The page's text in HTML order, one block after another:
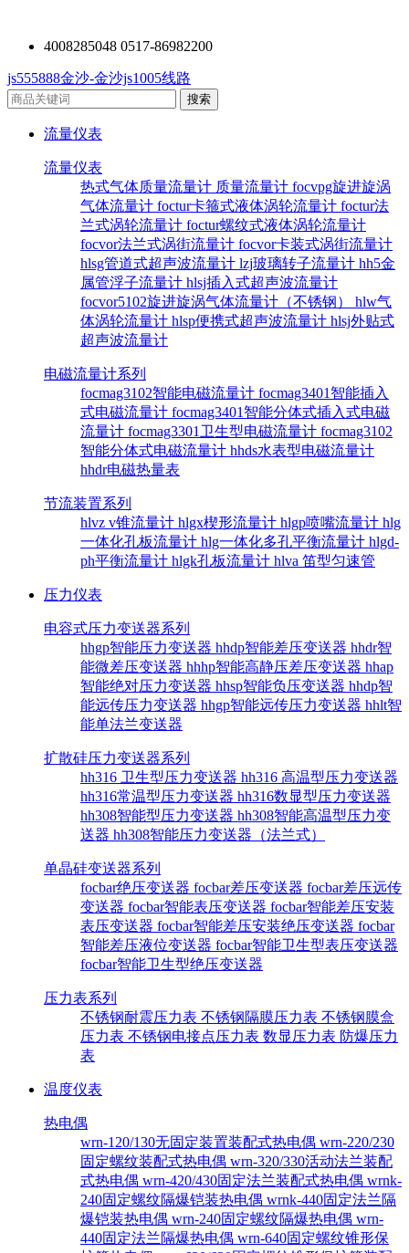
4008285048 0517-86982200
js555888金沙-金沙js1005线路
流量仪表
流量仪表
热式气体质量流量计 质量流量计 focvpg旋进旋涡
气体流量计 foctur卡箍式液体涡轮流量计 foctur法
兰式涡轮流量计 foctur螺纹式液体涡轮流量计
focvor法兰式涡街流量计 focvor卡装式涡街流量计
hlsg管道式超声波流量计 lzj玻璃转子流量计 hh5金
属管浮子流量计 hlsj插入式超声波流量计
focvor5102旋进旋涡气体流量计（不锈钢） hlw气
体涡轮流量计 hlsp便携式超声波流量计 hlsj外贴式
超声波流量计
电磁流量计系列
focmag3102智能电磁流量计 focmag3401智能插入
式电磁流量计 focmag3401智能分体式插入式电磁
流量计 focmag3301卫生型电磁流量计 focmag3102
智能分体式电磁流量计 hhds水表型电磁流量计
hhdr电磁热量表
节流装置系列
hlvz v锥流量计 hlgx楔形流量计 hlgp喷嘴流量计 hlg
一体化孔板流量计 hlg一体化多孔平衡流量计 hlgd-
ph平衡流量计 hlgk孔板流量计 hlva 笛型匀速管
压力仪表
电容式压力变送器系列
hhgp智能压力变送器 hhdp智能差压变送器 hhdr智
能微差压变送器 hhhp智能高静压差压变送器 hhap
智能绝对压力变送器 hhsp智能负压变送器 hhdp智
能远传压力变送器 hhgp智能远传压力变送器 hhlt智
能单法兰变送器
扩散硅压力变送器系列
hh316 卫生型压力变送器 hh316 高温型压力变送器
hh316常温型压力变送器 hh316数显型压力变送器
hh308智能型压力变送器 hh308智能高温型压力变
送器 hh308智能压力变送器（法兰式）
单晶硅变送器系列
focbar绝压变送器 focbar差压变送器 focbar差压远传
变送器 focbar智能表压变送器 focbar智能差压安装
表压变送器 focbar智能差压安装绝压变送器 focbar
智能差压液位变送器 focbar智能卫生型表压变送器
focbar智能卫生型绝压变送器
压力表系列
不锈钢耐震压力表 不锈钢隔膜压力表 不锈钢膜盒
压力表 不锈钢电接点压力表 数显压力表 防爆压力
表
温度仪表
热电偶
wrn-120/130无固定装置装配式热电偶 wrn-220/230
固定螺纹装配式热电偶 wrn-320/330活动法兰装配
式热电偶 wrn-420/430固定法兰装配式热电偶 wrnk-
240固定螺纹隔爆铠装热电偶 wrnk-440固定法兰隔
爆铠装热电偶 wrn-240固定螺纹隔爆热电偶 wrn-
440固定法兰隔爆热电偶 wrn-640固定螺纹锥形保